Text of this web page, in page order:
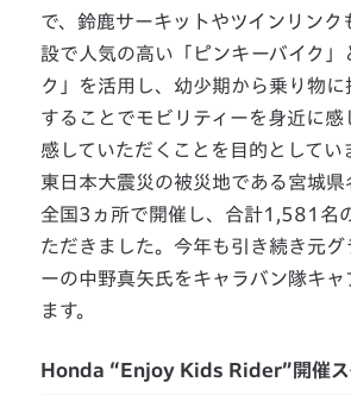
で、鈴鹿サーキットやツインリンク
設で人気の高い「ピンキーバイク」
ク」を活用し、幼少期から乗り物
することでモビリティーを身近に感
感していただくことを目的としてい
東日本大震災の被災地である宮城県
全国3ヵ所で開催し、合計1,581名
ただきました。今年も引き続き元グ
ーの中野真矢氏をキャラバン隊キャ
ます。
Honda “Enjoy Kids Rider”開催ス